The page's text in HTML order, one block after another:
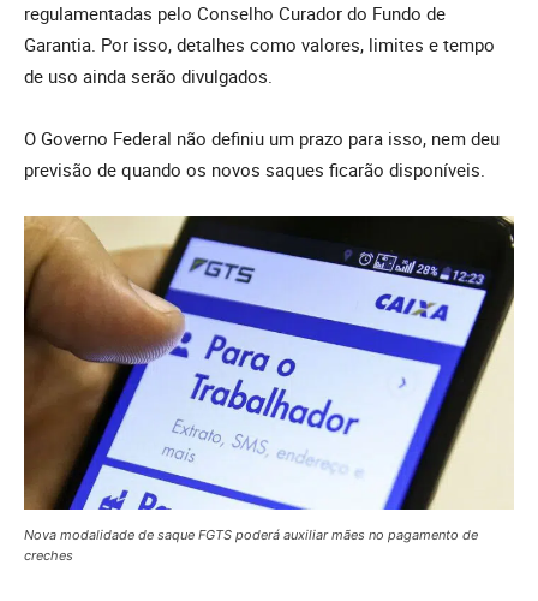
regulamentadas pelo Conselho Curador do Fundo de
Garantia. Por isso, detalhes como valores, limites e tempo
de uso ainda serão divulgados.
O Governo Federal não definiu um prazo para isso, nem deu
previsão de quando os novos saques ficarão disponíveis.
Nova modalidade de saque FGTS poderá auxiliar mães no pagamento de
creches